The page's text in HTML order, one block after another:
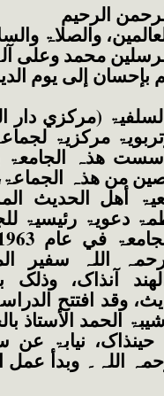
الرحیم
والصلاۃ
محمد وعلی
إلی یوم
(مرکزي دار
مرکزیۃ
ھذہ
من ھذہ
أھل الحدیث
دعویۃ رئیسیۃ
اللہ سفیر
آنذاک، وذلک
وقد افتتح
شیبۃ الحمد الأستاذ
حینذاک، نیابۃ عن
اللہ۔ وبدأ عمل